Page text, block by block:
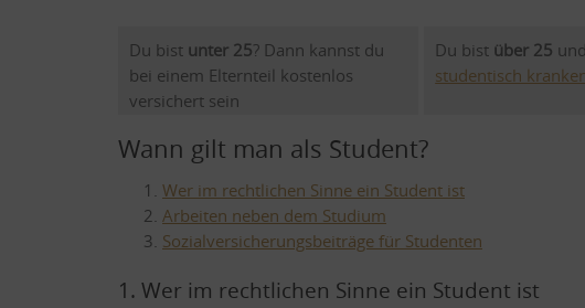
Du bist unter 25? Dann kannst du
bei einem Elternteil kostenlos
versichert sein
Du bist über 25
studentisch
Wann gilt man als Student?
Wer im rechtlichen Sinne ein Student ist
Arbeiten neben dem Studium
Sozialversicherungsbeiträge für Studenten
1. Wer im rechtlichen Sinne ein Student ist